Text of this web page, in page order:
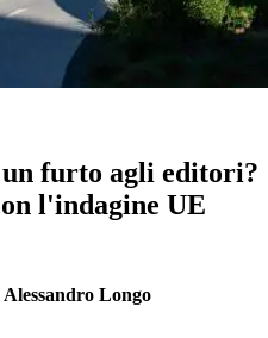
furto agli editori?
l'indagine UE
Alessandro Longo